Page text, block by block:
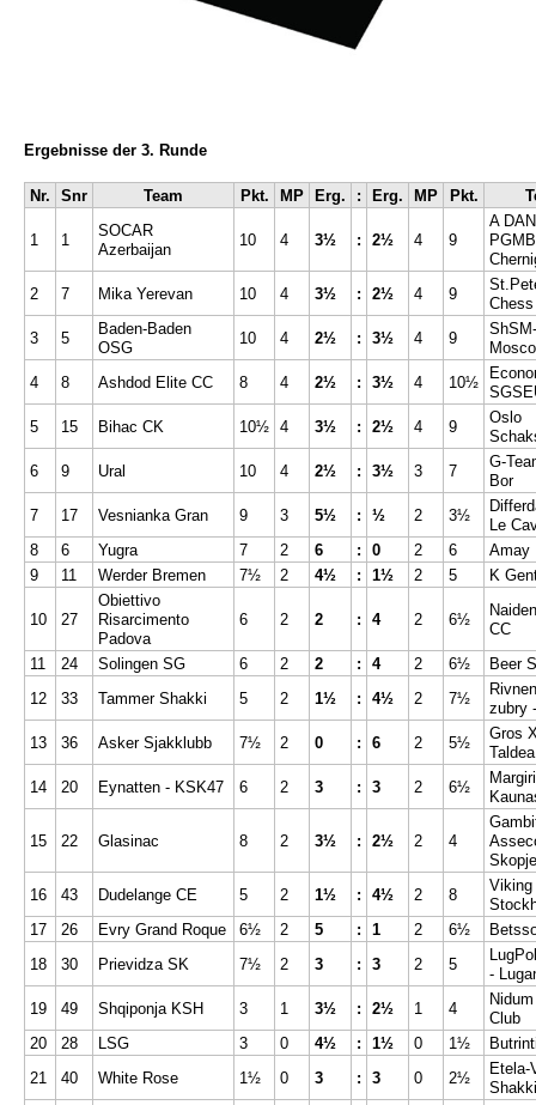
Ergebnisse der 3. Runde
Nr. Snr Team Pkt. MP Erg. : Erg. MP Pkt.
1 1
SOCAR
Azerbaijan
10 4 3½ : 2½ 4 9
A
2
7 Mika Yerevan 10 4 3½ : 2½ 4 9
3
5
Baden-Baden
OSG
10 4 2½ : 3½ 4 9
4
8 Ashdod Elite CC 8 4 2½ : 3½ 4 10½
5
15 Bihac CK 10½ 4 3½ : 2½ 4 9
Oslo
6
9 Ural 10 4 2½ : 3½ 3 7
G-
Bor
7
17 Vesnianka Gran 9 3 5½ : ½ 2 3½
Le
8
6 Yugra 7 2 6 : 0 2 6
Amay
9
11 Werder Bremen 7½ 2 4½ : 1½ 2 5 K
10 27
Obiettivo
Risarcimento
Padova
6 2 2 : 4 2 6½
CC
11
24 Solingen SG 6 2 2 : 4 2 6½
Beer
12
33 Tammer Shakki 5 2 1½ : 4½ 2 7½
zubry
13
36 Asker Sjakklubb 7½ 2 0 : 6 2 5½
Gros
Taldea
14
20 Eynatten - KSK47 6 2 3 : 3 2 6½
15 22 Glasinac 8 2 3½ : 2½ 2 4
Skopje
16
43 Dudelange CE 5 2 1½ : 4½ 2 8
Viking
17
26 Evry Grand Roque 6½ 2 5 : 1 2 6½
18
30 Prievidza SK 7½ 2 3 : 3 2 5
-
19
49 Shqiponja KSH 3 1 3½ : 2½ 1 4
Club
20
28 LSG 3 0 4½ : 1½ 0 1½
21
40 White Rose 1½ 0 3 : 3 0 2½
Etela-
Shakki